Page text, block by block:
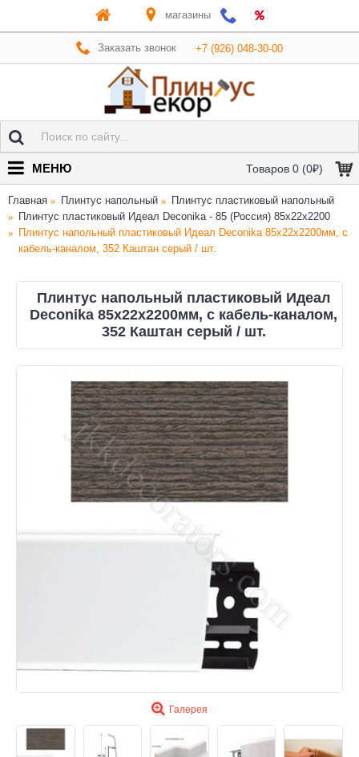
магазины
Заказать звонок +7 (926) 048-30-00
Товаров 0 (0₽)
МЕНЮ
Главная Плинтус напольный
Плинтус пластиковый напольный
Плинтус пластиковый Идеал Deconika - 85 (Россия) 85х22х2200
Плинтус напольный пластиковый Идеал Deconika 85x22x2200мм, с
кабель-каналом, 352 Каштан серый / шт.
Плинтус напольный пластиковый Идеал
Deconika 85x22x2200мм, с кабель-каналом,
352 Каштан серый / шт.
Галерея